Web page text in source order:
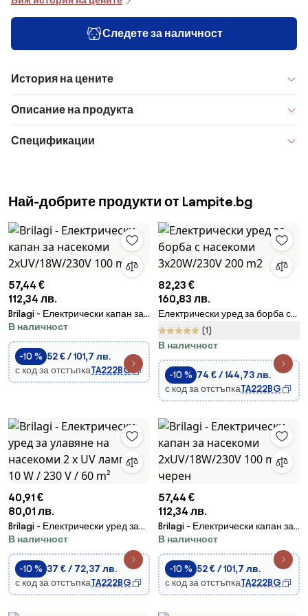
Следете за наличност
История на цените
Описание на продукта
Спецификации
Най-добрите продукти от Lampite.bg
57,44 €
112,34 лв.
Brilagi - Електрически капан за
насекоми 2xUV/18W/230V 100
m2
В наличност
-10 % 52 € / 101,7 лв.
с код за отстъпкаTA222BG
82,23 €
160,83 лв.
Електрически уред за борба с
насекоми 3x20W/230V 200 m2
(1)
В наличност
-10 % 74 € / 144,73 лв.
с код за отстъпкаTA222BG
40,91 €
80,01 лв.
Brilagi - Електрически уред за
улавяне на насекоми 2 x UV
лампи / 10 W / 230 V / 60 m²
В наличност
-10 % 37 € / 72,37 лв.
с код за отстъпкаTA222BG
57,44 €
112,34 лв.
Brilagi - Електрически капан за
насекоми 2xUV/18W/230V 100
m2 черен
В наличност
-10 % 52 € / 101,7 лв.
с код за отстъпкаTA222BG